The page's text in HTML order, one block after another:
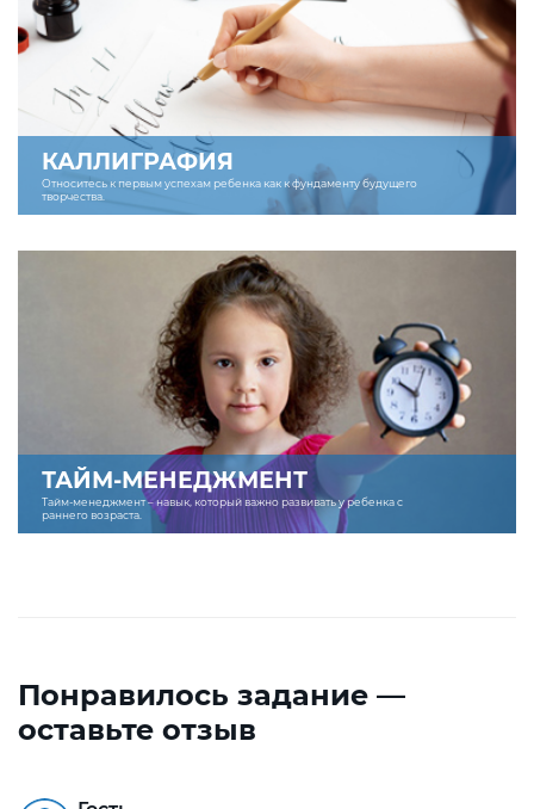
КАЛЛИГРАФИЯ
Относитесь к первым успехам ребенка как к фундаменту будущего
творчества.
ТАЙМ-МЕНЕДЖМЕНТ
Тайм-менеджмент – навык, который важно развивать у ребенка с
раннего возраста.
Понравилось задание —
оставьте отзыв